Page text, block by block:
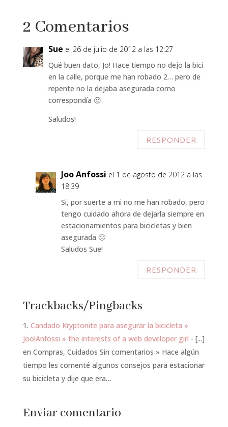
2 Comentarios
Sue el 26 de julio de 2012 a las 12:27
Qué buen dato, Jo! Hace tiempo no dejo la bici
en la calle, porque me han robado 2… pero de
repente no la dejaba asegurada como
correspondía 😛
Saludos!
RESPONDER
Joo Anfossi el 1 de agosto de 2012 a las
18:39
Si, por suerte a mi no me han robado, pero
tengo cuidado ahora de dejarla siempre en
estacionamientos para bicicletas y bien
asegurada 🙂
Saludos Sue!
RESPONDER
Trackbacks/Pingbacks
Candado Kryptonite para asegurar la bicicleta »
Joo!Anfossi » the interests of a web developer girl - [...]
en Compras, Cuidados Sin comentarios » Hace algún
tiempo les comenté algunos consejos para estacionar
su bicicleta y dije que era…
Enviar comentario